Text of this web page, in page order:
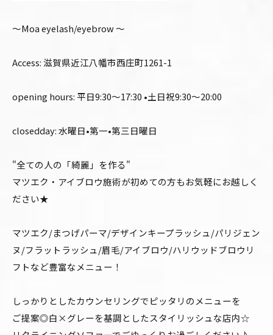
〜Moa eyelash/eyebrow 〜
Access: 滋賀県近江八幡市西庄町1261-1
opening hours: 平日9:30〜17:30 •土日祝9:30〜20:00
closedday: 水曜日•第一•第三日曜日
"全ての人の「綺麗」を作る"
マツエク・アイブロウ施術が初めての方もお気軽にお越しく
ださい★
マツエク/まつげパーマ/デザインキープラッシュ/パリジェン
ヌ/フラットラッシュ/眉毛/アイブロウ/ハリウッドブロウリ
フトなど豊富なメニュー！
しっかりとしたカウンセリングでピッタリのメニューを
ご提案◎白×グレーを基調としたスタイリッシュな店内☆